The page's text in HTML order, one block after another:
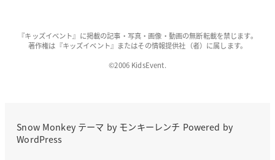
『キッズイベント』に掲載の記事・写真・画像・動画の無断転載を禁じます。
著作権は『キッズイベント』またはその情報提供社（者）に属します。
©2006 KidsEvent.
Snow Monkeyテーマ by モンキーレンチ Powered by
WordPress